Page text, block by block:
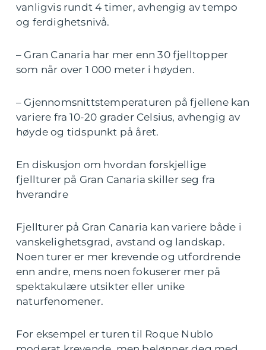
vanligvis rundt 4 timer, avhengig av tempo
og ferdighetsnivå.
– Gran Canaria har mer enn 30 fjelltopper
som når over 1 000 meter i høyden.
– Gjennomsnittstemperaturen på fjellene kan
variere fra 10-20 grader Celsius, avhengig av
høyde og tidspunkt på året.
En diskusjon om hvordan forskjellige
fjellturer på Gran Canaria skiller seg fra
hverandre
Fjellturer på Gran Canaria kan variere både i
vanskelighetsgrad, avstand og landskap.
Noen turer er mer krevende og utfordrende
enn andre, mens noen fokuserer mer på
spektakulære utsikter eller unike
naturfenomener.
For eksempel er turen til Roque Nublo